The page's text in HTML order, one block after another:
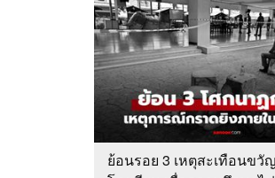
ย้อนรอย 3 เหตุสะเทือนขวั